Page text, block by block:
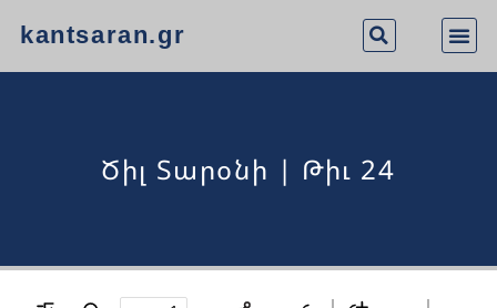
kantsaran.gr
Ծիլ Տարօնի | Թիւ 24